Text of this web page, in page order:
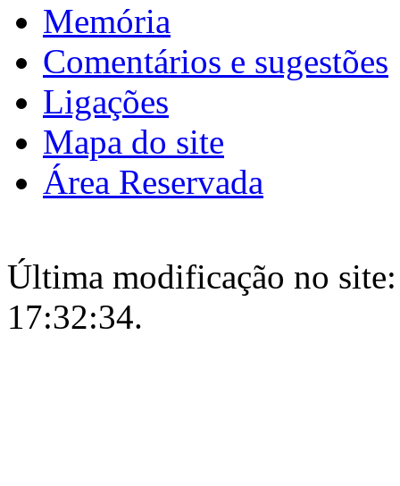
Memória
Comentários e sugestões
Ligações
Mapa do site
Área Reservada
Última modificação no
17:32:34.